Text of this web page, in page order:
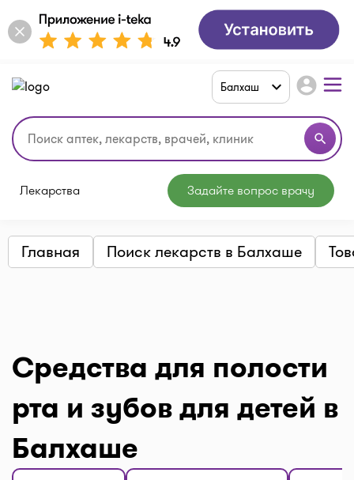
search
Балхаш account_circle
Лекарства Задайте вопрос врачу
Главная Поиск лекарств в Балхаше
Средства для полости
рта и зубов для детей в
Балхаше